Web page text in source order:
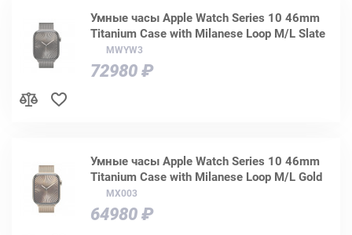
Умные часы Apple Watch Series 10 46mm
Titanium Case with Milanese Loop M/L Slate
MWYW3
72980 ₽
Умные часы Apple Watch Series 10 46mm
Titanium Case with Milanese Loop M/L Gold
MX003
64980 ₽